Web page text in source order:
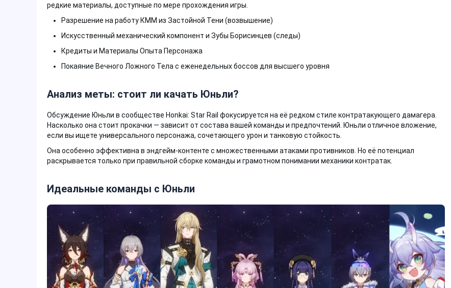
редкие материалы, доступные по мере прохождения игры.
Разрешение на работу КММ из Застойной Тени (возвышение)
Искусственный механический компонент и Зубы Борисинцев (следы)
Кредиты и Материалы Опыта Персонажа
Покаяние Вечного Ложного Тела с еженедельных боссов для высшего уровня
Анализ меты: стоит ли качать Юньли?
Обсуждение Юньли в сообществе Honkai: Star Rail фокусируется на её редком стиле контратакующего дамагера.
Насколько она стоит прокачки — зависит от состава вашей команды и предпочтений. Юньли отличное вложение,
если вы ищете универсального персонажа, сочетающего урон и танковую стойкость.
Она особенно эффективна в эндгейм-контенте с множественными атаками противников. Но её потенциал
раскрывается только при правильной сборке команды и грамотном понимании механики контратак.
Идеальные команды с Юньли